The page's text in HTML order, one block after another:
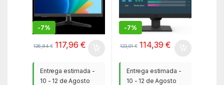
-7%
126,84€ 117,96€
Entrega estimada -
10 - 12 de Agosto
-7%
123,01€ 114,39€
Entrega estimada -
10 - 12 de Agosto